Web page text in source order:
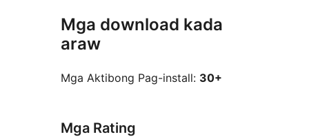
Mga download kada
araw
Mga Aktibong Pag-install: 30+
Mga Rating